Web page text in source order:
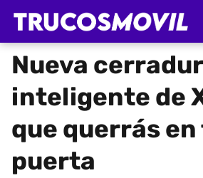
Nueva
inteligente de
que querrás en
puerta